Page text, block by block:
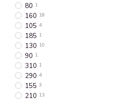
80 1
160 18
105 4
185 1
130 10
90 1
310 1
290 4
155 3
210 13